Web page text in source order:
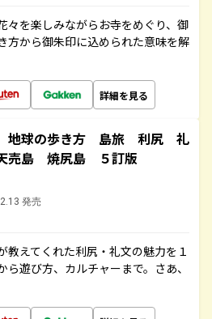
々を楽しみながらお寺をめぐり、御
方から御朱印に込められた意味を解
詳細を見る
地球の歩き方 島旅 利尻 礼
売島 焼尻島 ５訂版
発売
えてくれた利尻・礼文の魅力を１
遊び方、カルチャーまで。さあ、